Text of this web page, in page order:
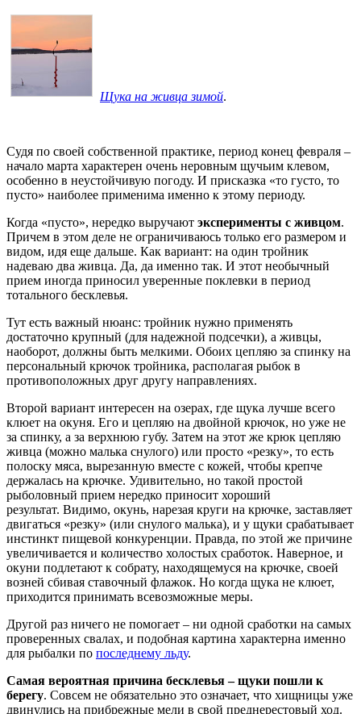
Щука на живца зимой.
Судя по своей собственной практике, период конец февраля –
начало марта характерен очень неровным щучьим клевом,
особенно в неустойчивую погоду. И присказка «то густо, то
пусто» наиболее применима именно к этому периоду.
Когда «пусто», нередко выручают эксперименты с живцом.
Причем в этом деле не ограничиваюсь только его размером и
видом, идя еще дальше. Как вариант: на один тройник
надеваю два живца. Да, да именно так. И этот необычный
прием иногда приносил уверенные поклевки в период
тотального бесклевья.
Тут есть важный нюанс: тройник нужно применять
достаточно крупный (для надежной подсечки), а живцы,
наоборот, должны быть мелкими. Обоих цепляю за спинку на
персональный крючок тройника, располагая рыбок в
противоположных друг другу направлениях.
Второй вариант интересен на озерах, где щука лучше всего
клюет на окуня. Его и цепляю на двойной крючок, но уже не
за спинку, а за верхнюю губу. Затем на этот же крюк цепляю
живца (можно малька снулого) или просто «резку», то есть
полоску мяса, вырезанную вместе с кожей, чтобы крепче
держалась на крючке. Удивительно, но такой простой
рыболовный прием нередко приносит хороший
результат. Видимо, окунь, нарезая круги на крючке, заставляет
двигаться «резку» (или снулого малька), и у щуки срабатывает
инстинкт пищевой конкуренции. Правда, по этой же причине
увеличивается и количество холостых сработок. Наверное, и
окуни подлетают к собрату, находящемуся на крючке, своей
возней сбивая ставочный флажок. Но когда щука не клюет,
приходится принимать всевозможные меры.
Другой раз ничего не помогает – ни одной сработки на самых
проверенных свалах, и подобная картина характерна именно
для рыбалки по последнему льду.
Самая вероятная причина бесклевья – щуки пошли к
берегу. Совсем не обязательно это означает, что хищницы уже
двинулись на прибрежные мели в свой преднерестовый ход.